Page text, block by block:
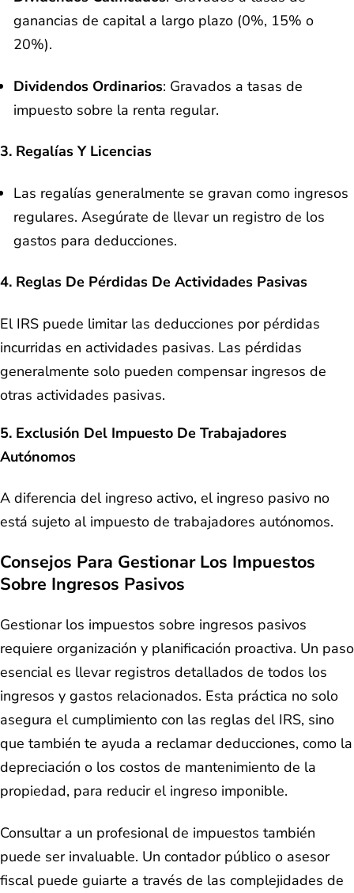
ganancias de capital a largo plazo (0%, 15% o
20%).
Dividendos Ordinarios: Gravados a tasas de
impuesto sobre la renta regular.
3. Regalías Y Licencias
Las regalías generalmente se gravan como ingresos
regulares. Asegúrate de llevar un registro de los
gastos para deducciones.
4. Reglas De Pérdidas De Actividades Pasivas
El IRS puede limitar las deducciones por pérdidas
incurridas en actividades pasivas. Las pérdidas
generalmente solo pueden compensar ingresos de
otras actividades pasivas.
5. Exclusión Del Impuesto De Trabajadores
Autónomos
A diferencia del ingreso activo, el ingreso pasivo no
está sujeto al impuesto de trabajadores autónomos.
Consejos Para Gestionar Los Impuestos
Sobre Ingresos Pasivos
Gestionar los impuestos sobre ingresos pasivos
requiere organización y planificación proactiva. Un paso
esencial es llevar registros detallados de todos los
ingresos y gastos relacionados. Esta práctica no solo
asegura el cumplimiento con las reglas del IRS, sino
que también te ayuda a reclamar deducciones, como la
depreciación o los costos de mantenimiento de la
propiedad, para reducir el ingreso imponible.
Consultar a un profesional de impuestos también
puede ser invaluable. Un contador público o asesor
fiscal puede guiarte a través de las complejidades de